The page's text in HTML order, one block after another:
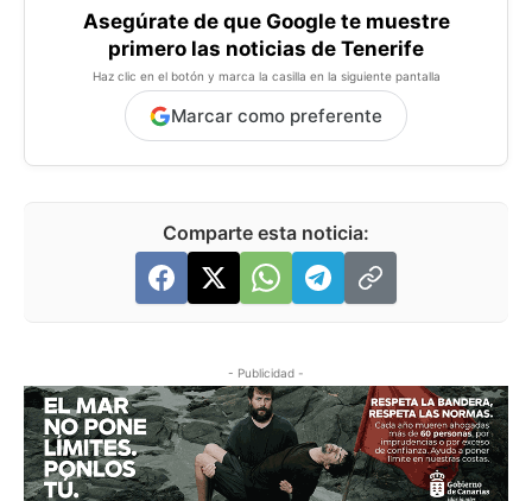
Asegúrate de que Google te muestre
primero las noticias de Tenerife
Haz clic en el botón y marca la casilla en la siguiente pantalla
Marcar como preferente
Comparte esta noticia:
- Publicidad -